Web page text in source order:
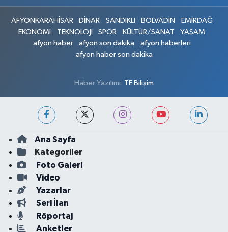
AFYONKARAHİSAR DİNAR SANDIKLI BOLVADİN
EMİRDAĞ
EKONOMİ
TEKNOLOJİ SPOR KÜLTÜR/SANAT
YAŞAM
afyon haber
afyon son dakika
afyon haberleri
afyon haber son dakika
Haber Yazılımı: TE Bilişim
Ana Sayfa
Kategoriler
Foto Galeri
Video
Yazarlar
Seri İlan
Röportaj
Anketler